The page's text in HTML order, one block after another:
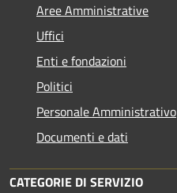
Aree Amministrative
Uffici
Enti e fondazioni
Politici
Personale Amministrativo
Documenti e dati
CATEGORIE DI SERVIZIO